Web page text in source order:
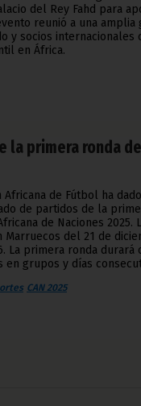
del Rey Fahd para
reunió a una amplia
y socios internacionales
en África.
la primera ronda de
Africana de Fútbol ha
de partidos de la
de Naciones 2025.
Marruecos del 21 de
La primera ronda durará
en grupos y días
CAN 2025